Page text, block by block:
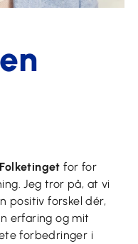
for for
Jeg tror på, at vi
positiv forskel dér,
erfaring og mit
forbedringer i